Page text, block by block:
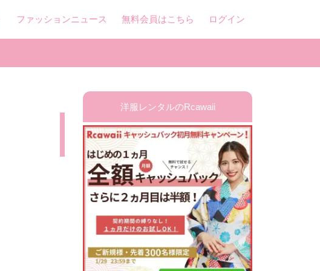
ファッションニュース 無料会員はこちら ログイン
洋服レンタルのRcawaii